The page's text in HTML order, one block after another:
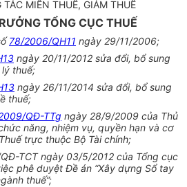
TÁC MIỄN THUẾ, GIẢM THUẾ
TỔNG CỤC THUẾ
78/2006/QH11 ngày 29/11/2006;
ngày 20/11/2012 sửa đổi, bổ sung
lý thuế;
ngày 26/11/2014 sửa đổi, bổ sung
thuế;
QĐ-TTg ngày 28/9/2009 của Thủ
năng, nhiệm vụ, quyền hạn và cơ
trực thuộc Bộ Tài chính;
TCT ngày 03/5/2012 của Tổng cục
phê duyệt Đề án “Xây dựng Sổ tay
thuế”;